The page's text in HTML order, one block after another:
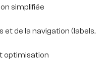
simplifiée
et de la navigation (labels,
optimisation